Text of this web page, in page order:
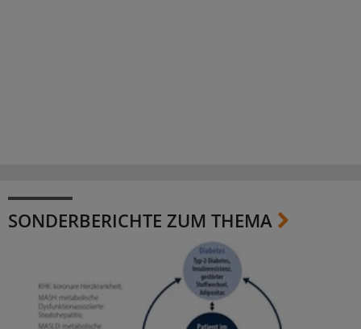
SONDERBERICHTE ZUM THEMA